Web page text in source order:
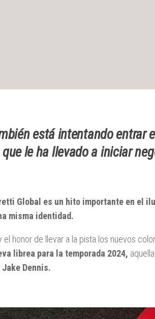
está intentando entrar
le ha llevado a iniciar
Global es un hito importante en el
misma identidad.
el honor de llevar a la pista los nuevos
librea para la temporada 2024,
Dennis.